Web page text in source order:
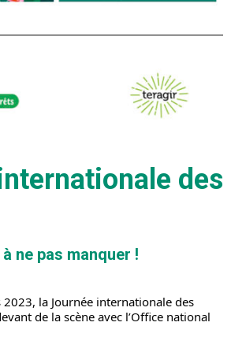
des
ne pas manquer !
la Journée internationale des
de la scène avec l’Office national